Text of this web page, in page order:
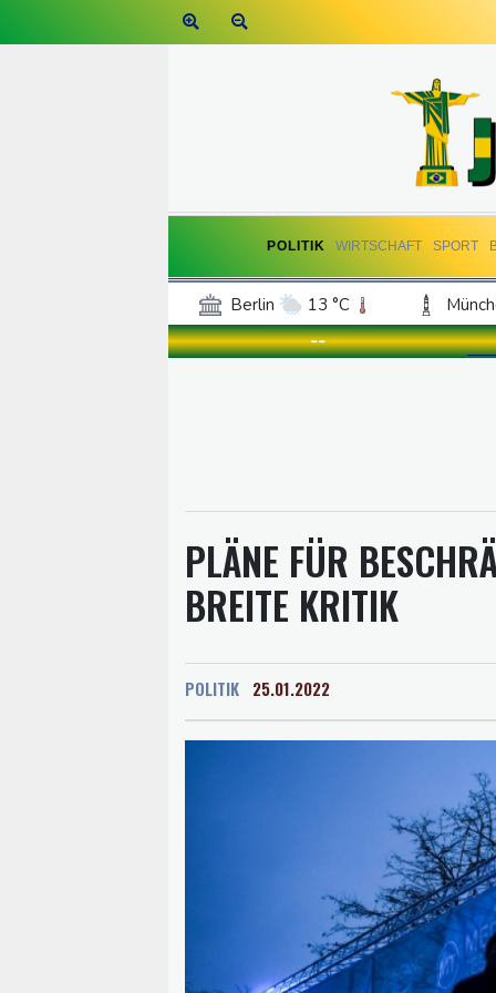
POLITIK WIRTSCHAFT SPORT
Berlin 13 °C
Frankfurt am Main
15 °C
--
PLÄNE FÜR
BREITE KRITIK
POLITIK 25.01.2022